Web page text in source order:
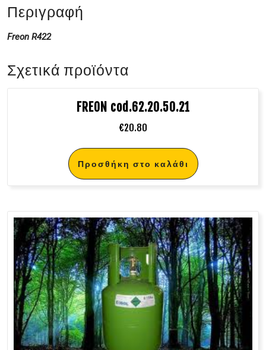
Περιγραφή
Freon R422
Σχετικά προϊόντα
FREON cod.62.20.50.21
€20.80
Προσθήκη στο καλάθι